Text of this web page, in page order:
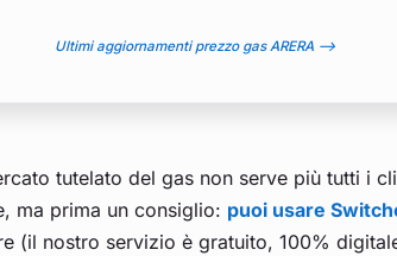
Ultimi aggiornamenti prezzo gas ARERA –>
tutelato del gas non serve più tutti i
ma prima un consiglio: puoi usare
(il nostro servizio è gratuito, 100%